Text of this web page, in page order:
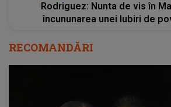
Rodriguez: Nunta de vis în
încununarea unei Iubiri de
RECOMANDĂRI